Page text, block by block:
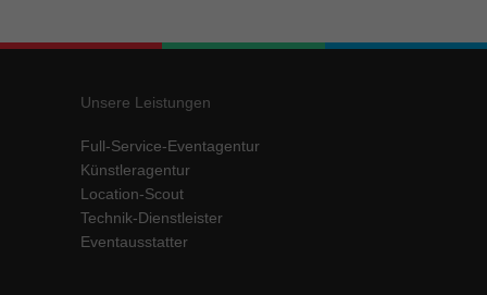
Unsere Leistungen
Full-Service-Eventagentur
Künstleragentur
Location-Scout
Technik-Dienstleister
Eventausstatter
standardmäßig blockiert. Wenn Cookies von externen Medien akzeptiert
Cookie-Informationen anzeigen
powered by Borlabs Cookie